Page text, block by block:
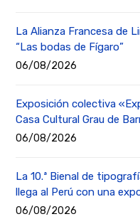
La Alianza Francesa de
“Las bodas de Fígaro”
06/08/2026
Exposición colectiva
Casa Cultural Grau de
06/08/2026
La 10.ª Bienal de
llega al Perú con una
06/08/2026